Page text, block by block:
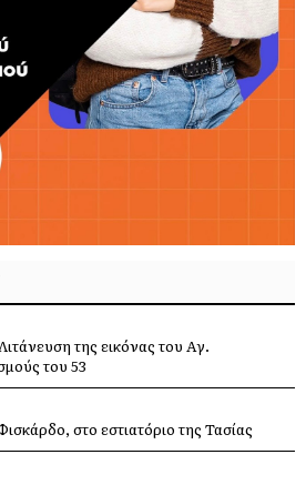
της εικόνας του Αγ.
του 53
στο εστιατόριο της Τασίας